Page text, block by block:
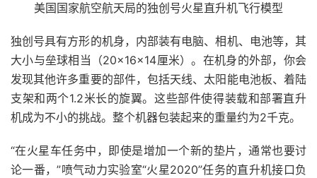
美国国家航空航天局的独创号火星直升机飞行模型
独创号具有方形的机身，内部装有电脑、相机、电池等，其
大小与垒球相当（20×16×14厘米）。在机身的外部，你会
发现其他许多重要的部件，包括天线、太阳能电池板、着陆
支架和两个1.2米长的旋翼。这些部件使得装载和部署直升
机成为不小的挑战。整个机器包装起来的重量约为2千克。
“在火星车任务中，即使是增加一个新的垫片，通常也要讨
论一番，”喷气动力实验室“火星2020”任务的直升机接口负